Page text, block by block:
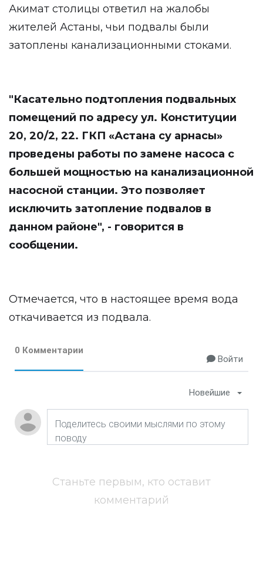
Акимат столицы ответил на жалобы
жителей Астаны, чьи подвалы были
затоплены канализационными стоками.
"Касательно подтопления подвальных
помещений по адресу ул. Конституции
20, 20/2, 22. ГКП «Астана су арнасы»
проведены работы по замене насоса с
большей мощностью на канализационной
насосной станции. Это позволяет
исключить затопление подвалов в
данном районе", - говорится в
сообщении.
Отмечается, что в настоящее время вода
откачивается из подвала.
0 Комментарии
Войти
Новейшие
Станьте первым, кто оставит
комментарий